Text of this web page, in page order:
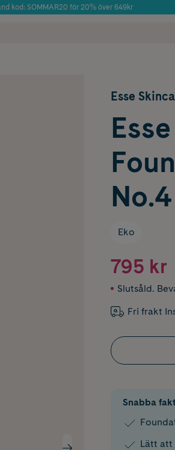
kod: SOMMAR20 för 20% över 649kr
Esse
Eko
795 kr
Slutsåld.
Fri frakt
Snabba
Lätt att